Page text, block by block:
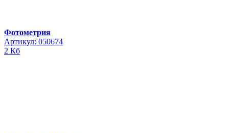
Фотометрия
Артикул: 050674
2 Кб